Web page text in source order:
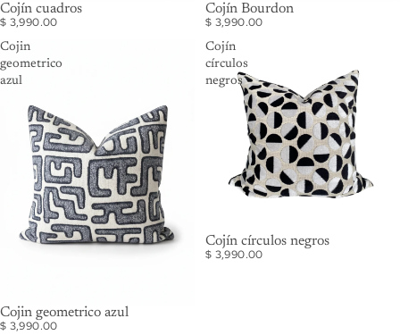
Cojín cuadros
$ 3,990.00
AGOTADO
Cojín Bourdon
$ 3,990.00
Cojin
geometrico
azul
Cojin geometrico azul
$ 3,990.00
Cojín
círculos
negros
Cojín círculos negros
$ 3,990.00